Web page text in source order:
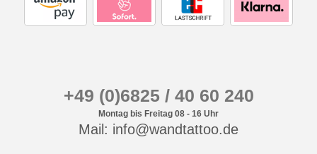
+49 (0)6825 / 40 60 240
Montag bis Freitag 08 - 16 Uhr
Mail: info@wandtattoo.de